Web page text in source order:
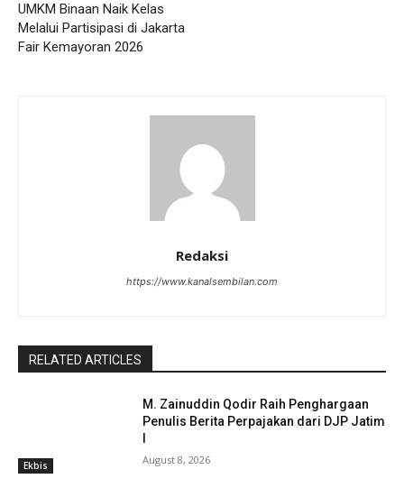
UMKM Binaan Naik Kelas
Melalui Partisipasi di Jakarta
Fair Kemayoran 2026
Redaksi
https://www.kanalsembilan.com
RELATED ARTICLES
Ekbis
M. Zainuddin Qodir Raih Penghargaan
Penulis Berita Perpajakan dari DJP Jatim
August 8, 2026